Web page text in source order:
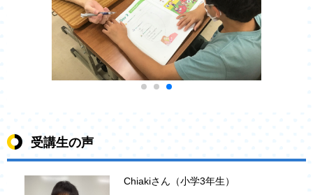
受講生の声
Chiakiさん（小学3年生）